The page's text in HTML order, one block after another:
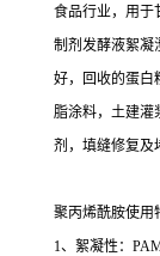
食品行业，用于
制剂发酵液絮凝
好，回收的蛋白
脂涂料，土建灌
剂，填缝修复及
聚丙烯酰胺使用
1、絮凝性：